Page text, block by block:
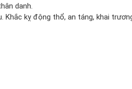
danh.
Khắc kỵ động thổ, an táng, khai